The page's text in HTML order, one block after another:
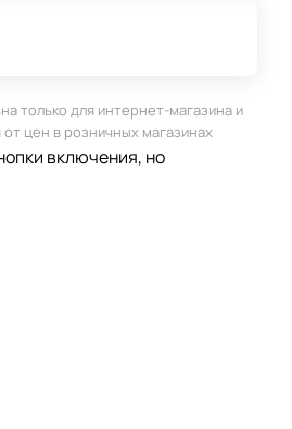
только для интернет-магазина и
цен в розничных магазинах
включения, но